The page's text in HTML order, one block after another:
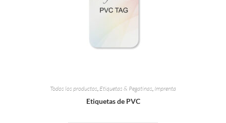
Todos los productos Etiquetas & Pegatinas Imprenta
Etiquetas de PVC